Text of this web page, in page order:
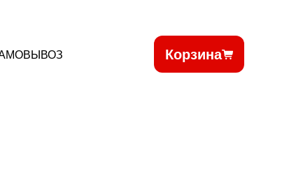
Корзина